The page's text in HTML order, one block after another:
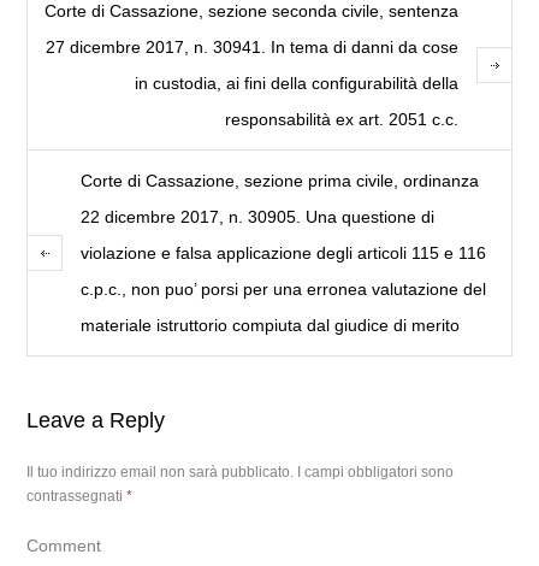
Corte di Cassazione, sezione seconda civile, sentenza
27 dicembre 2017, n. 30941. In tema di danni da cose
in custodia, ai fini della configurabilità della
responsabilità ex art. 2051 c.c.
Corte di Cassazione, sezione prima civile, ordinanza
22 dicembre 2017, n. 30905. Una questione di
violazione e falsa applicazione degli articoli 115 e 116
c.p.c., non puo’ porsi per una erronea valutazione del
materiale istruttorio compiuta dal giudice di merito
Leave a Reply
Il tuo indirizzo email non sarà pubblicato.
I campi obbligatori sono
contrassegnati*
Comment